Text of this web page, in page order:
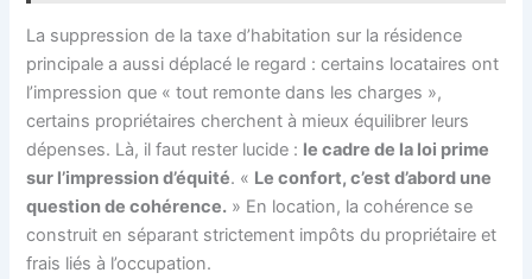
La suppression de la taxe d’habitation sur la résidence
principale a aussi déplacé le regard : certains locataires ont
l’impression que « tout remonte dans les charges »,
certains propriétaires cherchent à mieux équilibrer leurs
dépenses. Là, il faut rester lucide : le cadre de la loi prime
sur l’impression d’équité. « Le confort, c’est d’abord une
question de cohérence. » En location, la cohérence se
construit en séparant strictement impôts du propriétaire et
frais liés à l’occupation.